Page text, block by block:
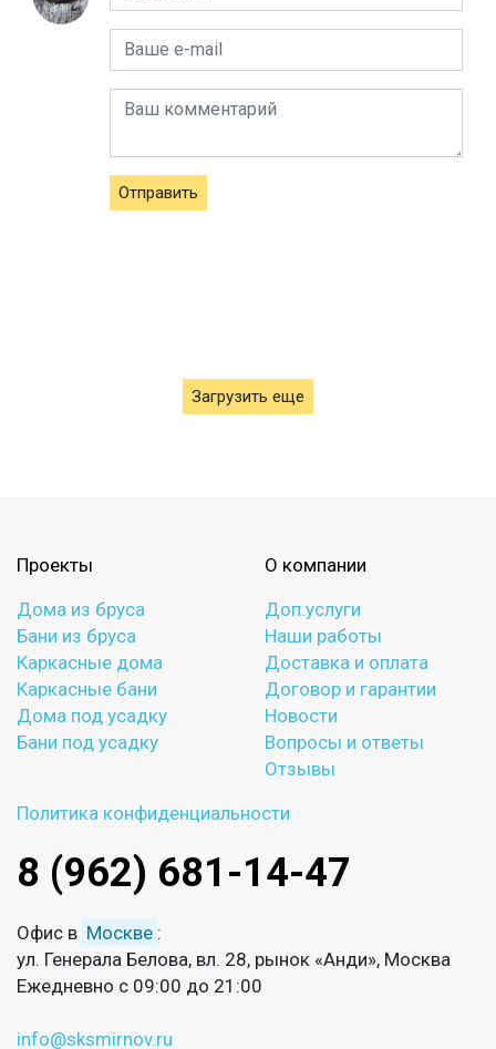
Отправить
Загрузить еще
Проекты
Дома из бруса
Бани из бруса
Каркасные дома
Каркасные бани
Дома под усадку
Бани под усадку
О компании
Доп.услуги
Наши работы
Доставка и оплата
Договор и гарантии
Новости
Вопросы и ответы
Отзывы
Политика конфиденциальности
8 (962) 681-14-47
Офис в Москве :
ул. Генерала Белова, вл. 28, рынок «Анди», Москва
Ежедневно с 09:00 до 21:00
info@sksmirnov.ru